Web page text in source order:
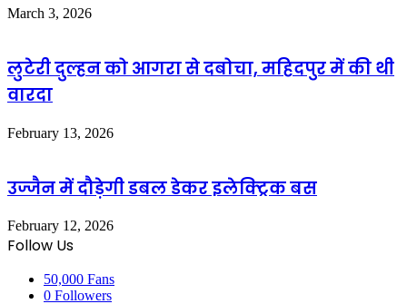
March 3, 2026
लुटेरी दुल्हन को आगरा से दबोचा, महिदपुर में की थी
वारदा
February 13, 2026
उज्जैन में दौड़ेगी डबल डेकर इलेक्ट्रिक बस
February 12, 2026
Follow Us
50,000 Fans
0 Followers